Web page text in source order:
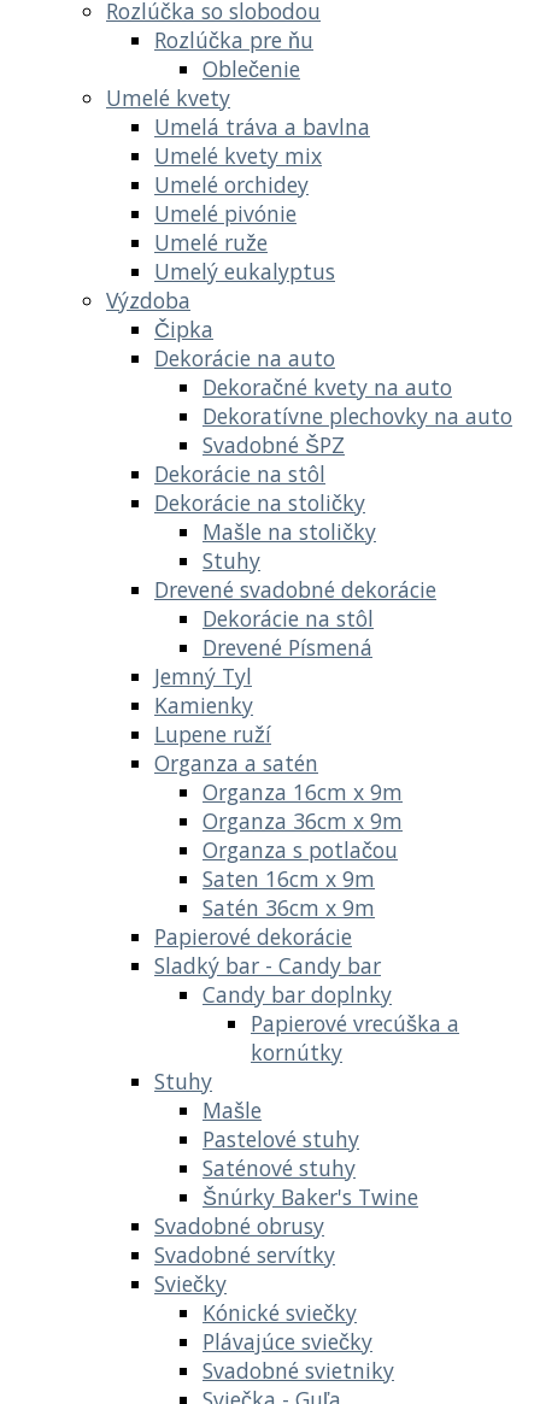
Rozlúčka so slobodou
Rozlúčka pre ňu
Oblečenie
Umelé kvety
Umelá tráva a bavlna
Umelé kvety mix
Umelé orchidey
Umelé pivónie
Umelé ruže
Umelý eukalyptus
Výzdoba
Čipka
Dekorácie na auto
Dekoračné kvety na auto
Dekoratívne plechovky na auto
Svadobné ŠPZ
Dekorácie na stôl
Dekorácie na stoličky
Mašle na stoličky
Stuhy
Drevené svadobné dekorácie
Dekorácie na stôl
Drevené Písmená
Jemný Tyl
Kamienky
Lupene ruží
Organza a satén
Organza 16cm x 9m
Organza 36cm x 9m
Organza s potlačou
Saten 16cm x 9m
Satén 36cm x 9m
Papierové dekorácie
Sladký bar - Candy bar
Candy bar doplnky
Papierové vrecúška a
kornútky
Stuhy
Mašle
Pastelové stuhy
Saténové stuhy
Šnúrky Baker's Twine
Svadobné obrusy
Svadobné servítky
Sviečky
Kónické sviečky
Plávajúce sviečky
Svadobné svietniky